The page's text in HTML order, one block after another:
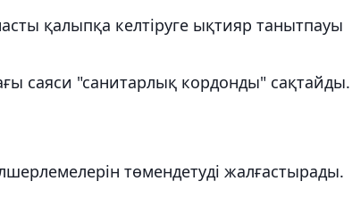
қалыпқа келтіруге ықтияр танытпауы
саяси "санитарлық кордонды" сақтайды.
төмендетуді жалғастырады.